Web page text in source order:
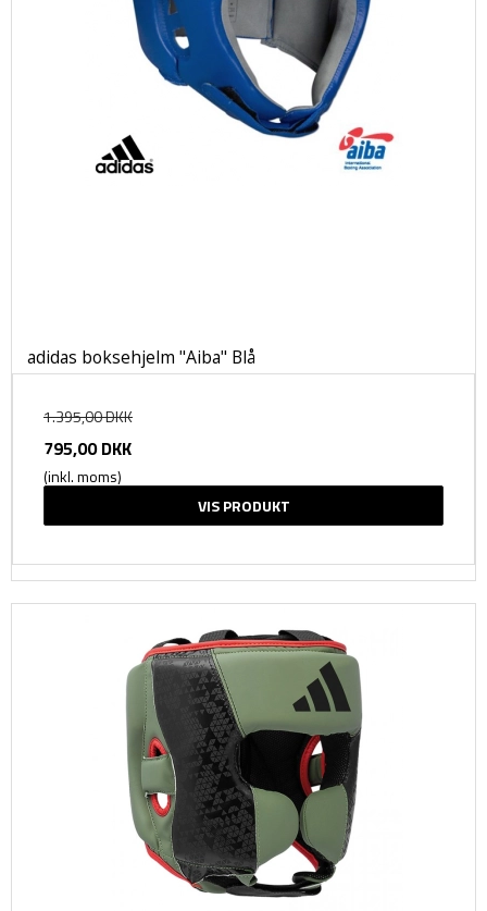
adidas boksehjelm "Aiba" Blå
1.395,00 DKK
795,00 DKK
(inkl. moms)
VIS PRODUKT